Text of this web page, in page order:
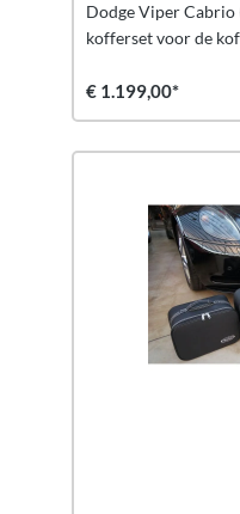
Dodge Viper Cabrio
kofferset voor de
€ 1.199,00*